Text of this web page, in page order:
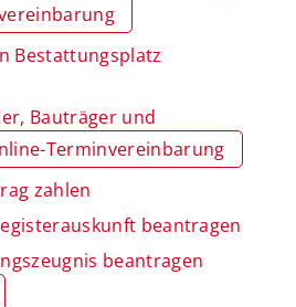
Bestattungsplatz
Bauträger und
Terminvereinbarung
zahlen
beantragen
beantragen